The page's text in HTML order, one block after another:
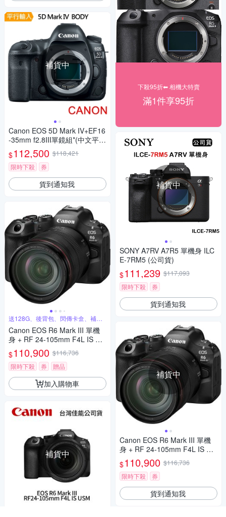
補貨中
Canon EOS 5D Mark IV+EF16
-35mm f2.8III單鏡組*(中文平
輸)
$112,500 $118,421
限時下殺
券
貨到通知我
送128G、後背包、閃傳卡盒、補光
燈
Canon EOS R6 Mark III 單機
身 + RF 24-105mm F4L IS US
M 鏡頭 公司貨
$110,900 $116,736
限時下殺
券 贈品
加入購物車
補貨中
下殺95折⬅︎ 相機大特賣
滿1件享95折
補貨中
SONY A7RV A7R5 單機身 ILC
E-7RM5 (公司貨)
$111,239 $117,093
限時下殺
券
貨到通知我
補貨中
Canon EOS R6 Mark III 單機
身 + RF 24-105mm F4L IS US
M 鏡頭 公司貨
$110,900 $116,736
限時下殺
券
貨到通知我